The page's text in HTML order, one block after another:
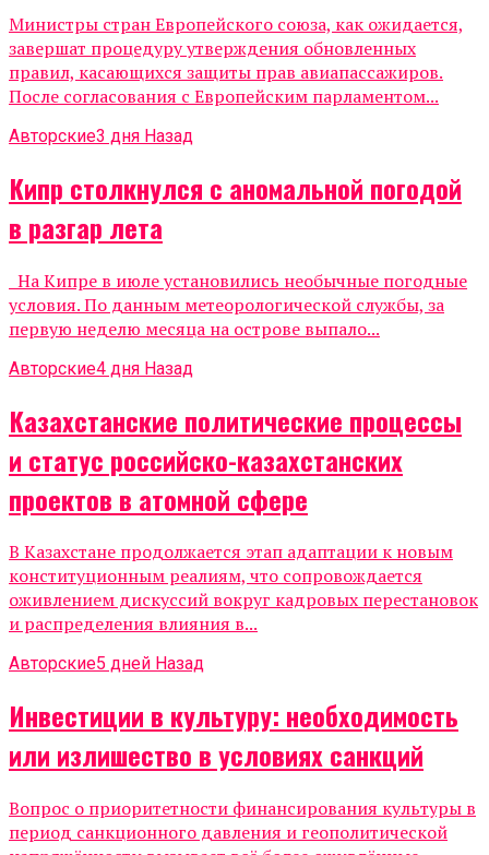
Министры стран Европейского союза, как ожидается,
завершат процедуру утверждения обновленных
правил, касающихся защиты прав авиапассажиров.
После согласования с Европейским парламентом...
Авторские3 дня Назад
Кипр столкнулся с аномальной погодой
в разгар лета
На Кипре в июле установились необычные погодные
условия. По данным метеорологической службы, за
первую неделю месяца на острове выпало...
Авторские4 дня Назад
Казахстанские политические процессы
и статус российско-казахстанских
проектов в атомной сфере
В Казахстане продолжается этап адаптации к новым
конституционным реалиям, что сопровождается
оживлением дискуссий вокруг кадровых перестановок
и распределения влияния в...
Авторские5 дней Назад
Инвестиции в культуру: необходимость
или излишество в условиях санкций
Вопрос о приоритетности финансирования культуры в
период санкционного давления и геополитической